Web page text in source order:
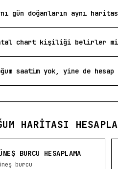
gün doğanların aynı
chart kişiliği belirler
saatim yok, yine de
HARITASI
BURCU HESAPLAMA
burcu